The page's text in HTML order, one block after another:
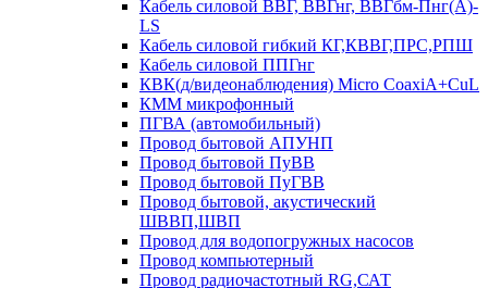
Кабель силовой ВВГ, ВВГнг, ВВГбм-Пнг(А)-
LS
Кабель силовой гибкий КГ,КВВГ,ПРС,РПШ
Кабель силовой ППГнг
КВК(д/видеонаблюдения) Micro CoaxiA+CuL
КММ микрофонный
ПГВА (автомобильный)
Провод бытовой АПУНП
Провод бытовой ПуВВ
Провод бытовой ПуГВВ
Провод бытовой, акустический
ШВВП,ШВП
Провод для водопогружных насосов
Провод компьютерный
Провод радиочастотный RG,САТ